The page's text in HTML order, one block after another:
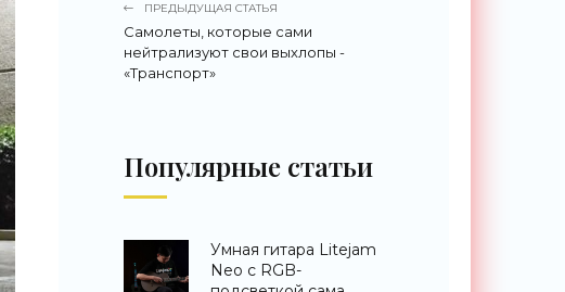
ПРЕДЫДУЩАЯ СТАТЬЯ
Самолеты, которые сами
нейтрализуют свои выхлопы -
«Транспорт»
Популярные статьи
Умная гитара Litejam
Neo с RGB-